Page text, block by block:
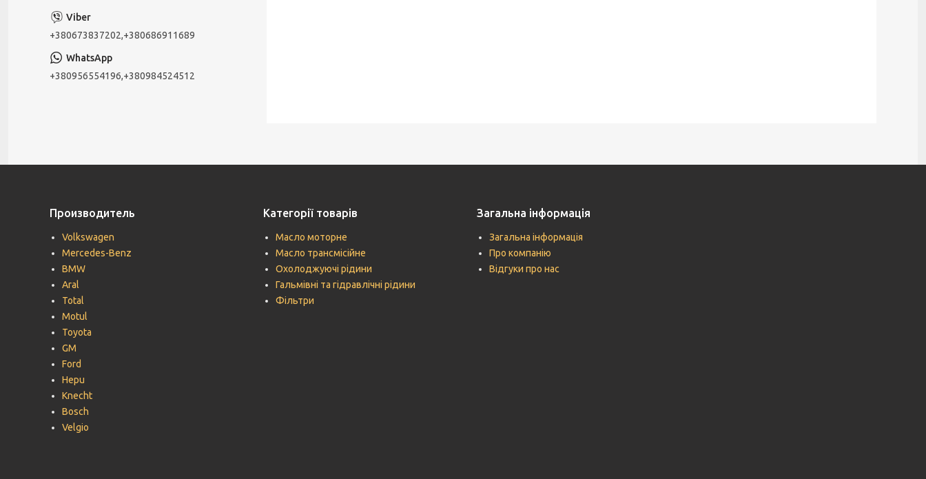
+380673837202,+380686911689
+380956554196,+380984524512
Производитель
Volkswagen
Mercedes-Benz
BMW
Aral
Total
Motul
Toyota
GM
Ford
Hepu
Knecht
Bosch
Velgio
Категорії товарів
Масло моторне
Масло трансмісійне
Охолоджуючі рідини
Гальмівні та гідравлічні рідини
Фільтри
Загальна інформація
Загальна інформація
Про компанію
Відгуки про нас